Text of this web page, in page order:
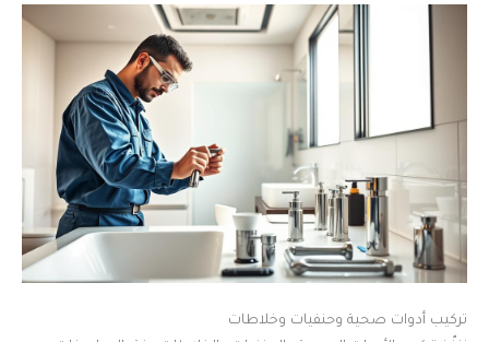
تركيب أدوات صحية وحنفيات وخلاطات